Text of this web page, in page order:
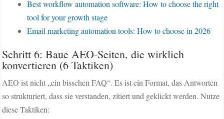
Best workflow automation software: How to choose the right
tool for your growth stage
Email marketing automation tools: How to choose in 2026
Schritt 6: Baue AEO-Seiten, die wirklich
konvertieren (6 Taktiken)
AEO ist nicht „ein bisschen FAQ“. Es ist ein Format, das Antworten
so strukturiert, dass sie verstanden, zitiert und geklickt werden. Nutze
diese Taktiken: